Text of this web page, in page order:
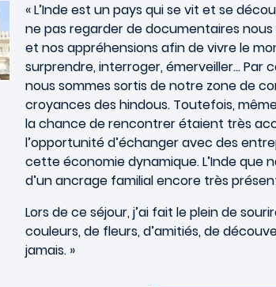
« L’Inde est un pays qui se vit et se
ne pas regarder de documentaires
et nos appréhensions afin de vivre le
surprendre, interroger, émerveiller… Par
nous sommes sortis de notre zone de
croyances des hindous. Toutefois,
la chance de rencontrer étaient très
l’opportunité d’échanger avec des
cette économie dynamique. L’Inde
d’un ancrage familial encore très
Lors de ce séjour, j’ai fait le plein de
couleurs, de fleurs, d’amitiés, de
jamais. »